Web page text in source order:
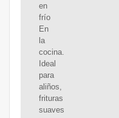
en
frío
En
la
cocina.
Ideal
para
aliños,
frituras
suaves